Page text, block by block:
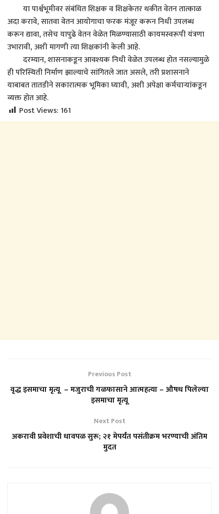
या पार्श्वभूमीवर संबंधित शिक्षक व शिक्षकेतर थकीत वेतन तात्काळ
अदा करावे, सातवा वेतन आयोगाचा फरक मंजूर करून निधी उपलब्ध
करून द्यावा, तसेच यापुढे वेतन वेळेत मिळण्यासाठी कायमस्वरूपी यंत्रणा
उभारावी, अशी मागणी त्या शिक्षकांनी केली आहे.
दरम्यान, शासनाकडून आवश्यक निधी वेळेत उपलब्ध होत नसल्यामुळे
ही परिस्थिती निर्माण झाल्याचे सांगितले जात असले, तरी प्रशासनाने
याबाबत तातडीने सकारात्मक भूमिका घ्यावी, अशी अपेक्षा कर्मचाऱ्यांकडून
व्यक्त होत आहे.
Post Views: 161
Previous Post
वृद्ध इसमाचा मृत्यू – मजुराची गळफासाने आत्महत्या – औषध पिलेल्या
इसमाचा मृत्यू
Next Post
अकरावी प्रवेशाची धावपळ सुरू; २१ मेपर्यंत पसंतीक्रम भरण्याची अंतिम
मुदत